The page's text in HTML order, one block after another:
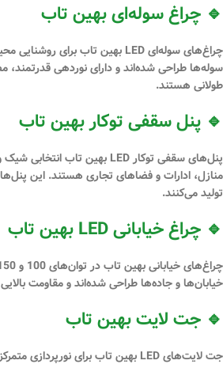
🔹 چراغ سوله‌ای بهین تاب
چراغ‌هایسوله‌ای LED بهین تاب
برای روشنایی
سوله‌ها طراحی شده‌اند و دارای نوردهی قدرتمند،
طولانی هستند.
🔹 پنل سقفی توکار بهین تاب
پنل‌های سقفی توکار LED بهین تاب
انتخابی شیک
منازل، ادارات و فضاهای تجاری هستند. این
تولید می‌کنند.
🔹 چراغ خیابانی LED بهین تاب
چراغ‌های خیابانی بهین تابدر توان‌های100 و 150 وات
خیابان‌ها و جاده‌ها طراحی شده‌اند ومقاومت
🔹 جت لایت بهین تاب
جت لایت‌های LED بهین تاب
برای نورپردازی